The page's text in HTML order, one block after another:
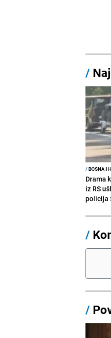
/
/BOSNA I
Drama
iz RS
policija
/
/